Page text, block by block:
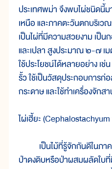
ประเทศพม่า จึงพบไผ่ชนิดนี้
เหนือ และภาคตะวันตกบริเ
เป็นไผ่ที่มีความสวยงาม เป็
และเปลา สูงประมาณ ๒-๗ เ
ใช้ประโยชน์ได้หลายอย่าง เ
รั้ว ใช้เป็นวัสดุประกอบการก่
กระดาษ และใช้ทำเครื่องจักส
ไผ่เฮี้ยะ
เป็นไม้ที่รู้จักกันดีในภาค
ป่าดงดิบหรือป่าผสมผลัดใบ